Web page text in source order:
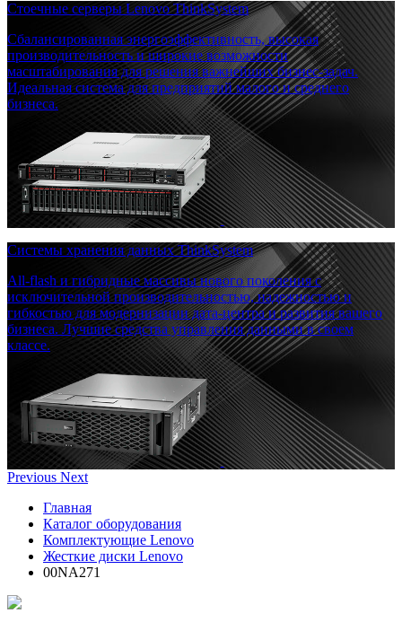
Стоечные серверы Lenovo ThinkSystem
Сбалансированная энергоэффективность, высокая
производительность и широкие возможности
масштабирования для решения важнейших бизнес-задач.
Идеальная система для предприятий малого и среднего
бизнеса.
Системы хранения данных ThinkSystem
All-flash и гибридные массивы нового поколения с
исключительной производительностью, надежностью и
гибкостью для модернизации дата-центра и развития вашего
бизнеса. Лучшие средства управления данными в своем
классе.
Previous Next
Главная
Каталог оборудования
Комплектующие Lenovo
Жесткие диски Lenovo
00NA271